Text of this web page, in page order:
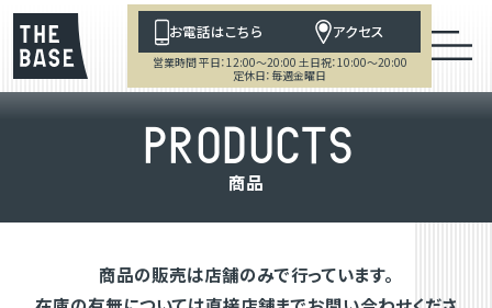
お電話はこちら アクセス
営業時間 平日：12:00～20:00 土日祝：10:00～20:00
定休日：毎週金曜日
PRODUCTS
商品
商品の販売は店舗のみで行っています。